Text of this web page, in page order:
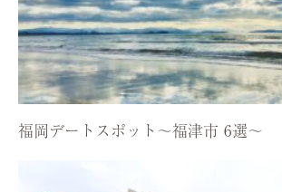
福岡デートスポット〜福津市 6選〜